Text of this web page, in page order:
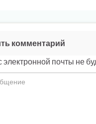
комментарий
почты не